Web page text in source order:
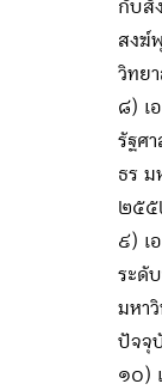
กับสั
สงฆ์
วิทย
๘) เ
รัฐศ
ธร ม
๒๕
๙) เ
ระดั
มหา
ปัจจุ
๑๐)